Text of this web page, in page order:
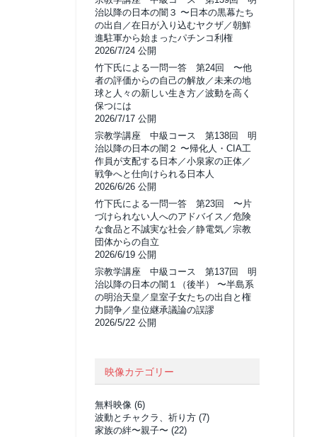
治以降の日本の闇３ 〜日本の黒幕たち
の出自／在日が入り込むヤクザ／朝鮮
進駐軍から始まったパチンコ利権
2026/7/24 公開
竹下氏による一問一答 第24回 〜他
者の評価からの自己の解放／未来の地
球と人々の新しい生き方／波動を高く
保つには
2026/7/17 公開
宗教学講座 中級コース 第138回 明
治以降の日本の闇２ 〜帰化人・CIA工
作員が支配する日本／小泉家の正体／
戦争へと仕向けられる日本人
2026/6/26 公開
竹下氏による一問一答 第23回 〜片
づけられない人へのアドバイス／危険
な食品と不誠実な社会／静電気／宗教
団体からの自立
2026/6/19 公開
宗教学講座 中級コース 第137回 明
治以降の日本の闇１（後半） 〜半島系
の明治天皇／皇室子女たちの出自と権
力闘争／皇位継承議論の誤謬
2026/5/22 公開
映像カテゴリー
無料映像 (6)
波動とチャクラ、祈り方 (7)
家族の絆〜親子〜 (22)